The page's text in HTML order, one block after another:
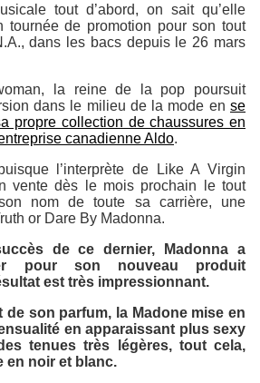
tout d’abord, on sait qu’elle
tournée de promotion pour son tout
, dans les bacs depuis le 26 mars
la reine de la pop poursuit
dans le milieu de la mode en se
propre collection de chaussures en
canadienneAldo.
l’interprète de
Like A Virgin
vente dès le mois prochain le tout
nom de toute sa carrière, une
or Dare By Madonna.
de ce dernier, Madonna a
pour son nouveau produit
est très impressionnant.
de son parfum, la Madone mise en
en apparaissant plus sexy
tenues très légères, tout cela,
en noir et blanc.